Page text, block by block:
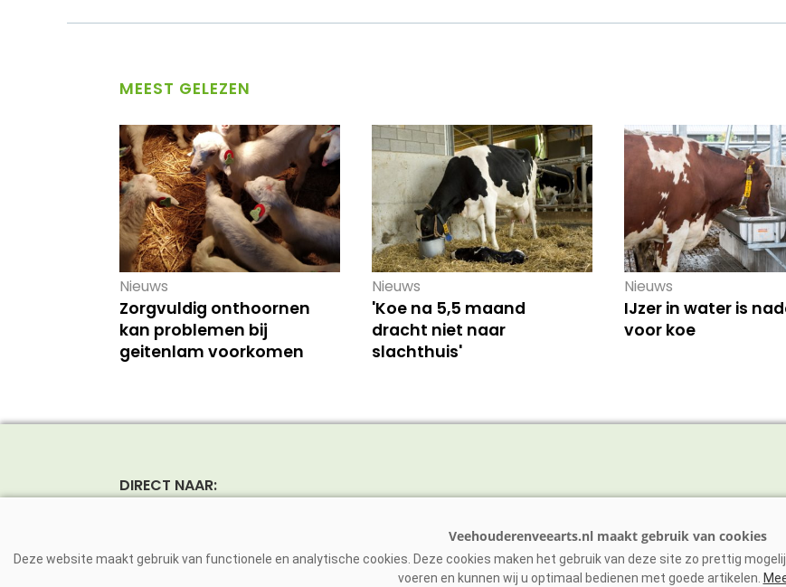
MEEST GELEZEN
Nieuws
Zorgvuldig onthoornen
kan problemen bij
geitenlam voorkomen
Nieuws
'Koe na 5,5 maand
dracht niet naar
slachthuis'
Nieuws
IJzer in water is
voor koe
DIRECT NAAR:
Dierziekten
Pluimvee
Paarden
Zoönosen
Deze website maakt gebruik van functionele en analytische cookies. Deze cookies maken het gebruik van deze site zo prettig
voeren en kunnen wij u optimaal bedienen met goede artikelen.